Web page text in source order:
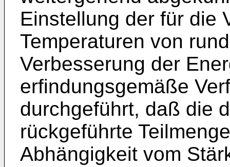
Einstellung der für die
Temperaturen von
Verbesserung der
erfindungsgemäße
durchgeführt, daß die
rückgeführte
Abhängigkeit vom